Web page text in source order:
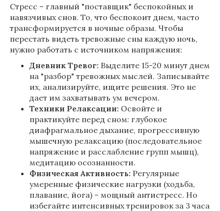
Стресс – главный "поставщик" беспокойных и
навязчивых снов. То, что беспокоит днем, часто
трансформируется в ночные образы. Чтобы
перестать видеть тревожные сны каждую ночь,
нужно работать с источником напряжения:
Дневник Тревог: Выделите 15-20 минут днем
на "разбор" тревожных мыслей. Записывайте
их, анализируйте, ищите решения. Это не
дает им захватывать ум вечером.
Техники Релаксации: Освойте и
практикуйте перед сном: глубокое
диафрагмальное дыхание, прогрессивную
мышечную релаксацию (последовательное
напряжение и расслабление групп мышц),
медитацию осознанности.
Физическая Активность: Регулярные
умеренные физические нагрузки (ходьба,
плавание, йога) – мощный антистресс. Но
избегайте интенсивных тренировок за 3 часа